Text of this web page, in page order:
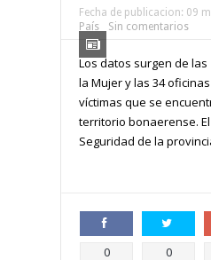
Fecha de publicacion: 09
País
Sin comentarios
Los datos surgen de las
la Mujer y las 34
víctimas que se
territorio bonaerense.
Seguridad de la
Compartir
0 Compartir
0